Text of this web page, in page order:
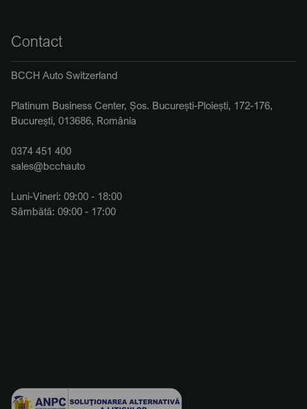
Contact
BCCH Auto Switzerland
Platinum Business Center, Șos. București-Ploiești, 172-176,
București, 013686, România
0374 451 400
sales@bcchauto
Luni-Vineri: 09:00 - 18:00
Sâmbătă: 09:00 - 17:00